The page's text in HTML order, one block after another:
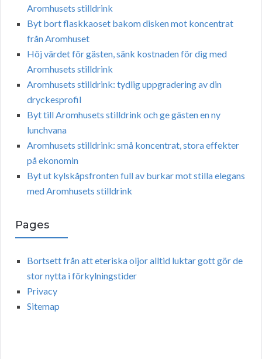
Aromhusets stilldrink
Byt bort flaskkaoset bakom disken mot koncentrat
från Aromhuset
Höj värdet för gästen, sänk kostnaden för dig med
Aromhusets stilldrink
Aromhusets stilldrink: tydlig uppgradering av din
dryckesprofil
Byt till Aromhusets stilldrink och ge gästen en ny
lunchvana
Aromhusets stilldrink: små koncentrat, stora effekter
på ekonomin
Byt ut kylskåpsfronten full av burkar mot stilla elegans
med Aromhusets stilldrink
Pages
Bortsett från att eteriska oljor alltid luktar gott gör de
stor nytta i förkylningstider
Privacy
Sitemap